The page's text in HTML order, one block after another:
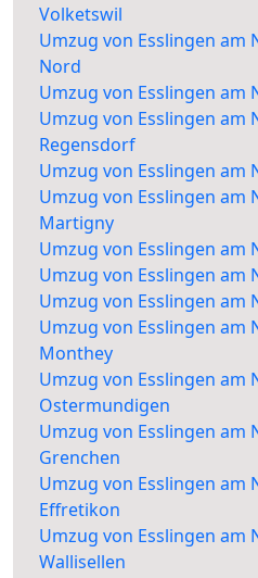
Volketswil
Umzug von Esslingen am
Nord
Umzug von Esslingen am
Umzug von Esslingen am
Regensdorf
Umzug von Esslingen am
Umzug von Esslingen am
Martigny
Umzug von Esslingen am
Umzug von Esslingen am
Umzug von Esslingen am
Umzug von Esslingen am
Monthey
Umzug von Esslingen am
Ostermundigen
Umzug von Esslingen am
Grenchen
Umzug von Esslingen am
Effretikon
Umzug von Esslingen am
Wallisellen